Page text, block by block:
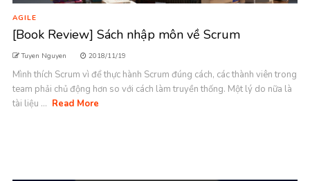
AGILE
[Book Review] Sách nhập môn về Scrum
Tuyen Nguyen 2018/11/19
Mình thích Scrum vì để thực hành Scrum đúng cách, các thành viên trong
team phải chủ động hơn so với cách làm truyền thống. Một lý do nữa là
tài liệu ... Read More